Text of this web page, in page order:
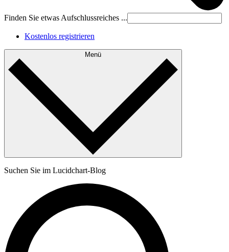
Finden Sie etwas Aufschlussreiches ...
Kostenlos registrieren
Menü
Suchen Sie im Lucidchart-Blog